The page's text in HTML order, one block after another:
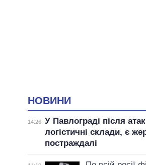
НОВИНИ
14:26 У Павлограді після
логістичні склади, є
постраждалі